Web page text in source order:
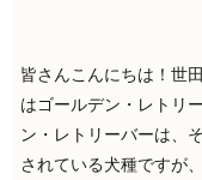
皆さんこんにちは！世
はゴールデン・レトリ
ン・レトリーバーは、
されている犬種ですが